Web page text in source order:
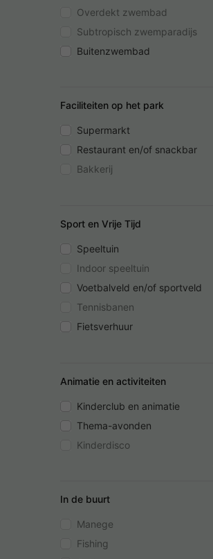
Overdekt zwembad
Subtropisch zwemparadijs
Buitenzwembad
Faciliteiten op het park
Supermarkt
Restaurant en/of snackbar
Bakkerij
Sport en Vrije Tijd
Speeltuin
Indoor speeltuin
Voetbalveld en/of sportveld
Tennisbanen
Fietsverhuur
Animatie en activiteiten
Kinderclub en animatie
Thema-avonden
Kinderdisco
In de buurt
Manege
Fishing